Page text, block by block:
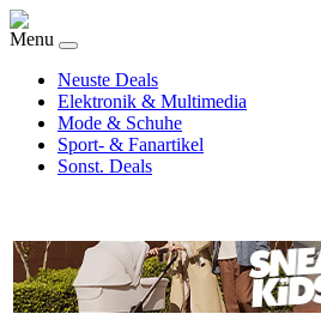
Menu
Neuste Deals
Elektronik & Multimedia
Mode & Schuhe
Sport- & Fanartikel
Sonst. Deals